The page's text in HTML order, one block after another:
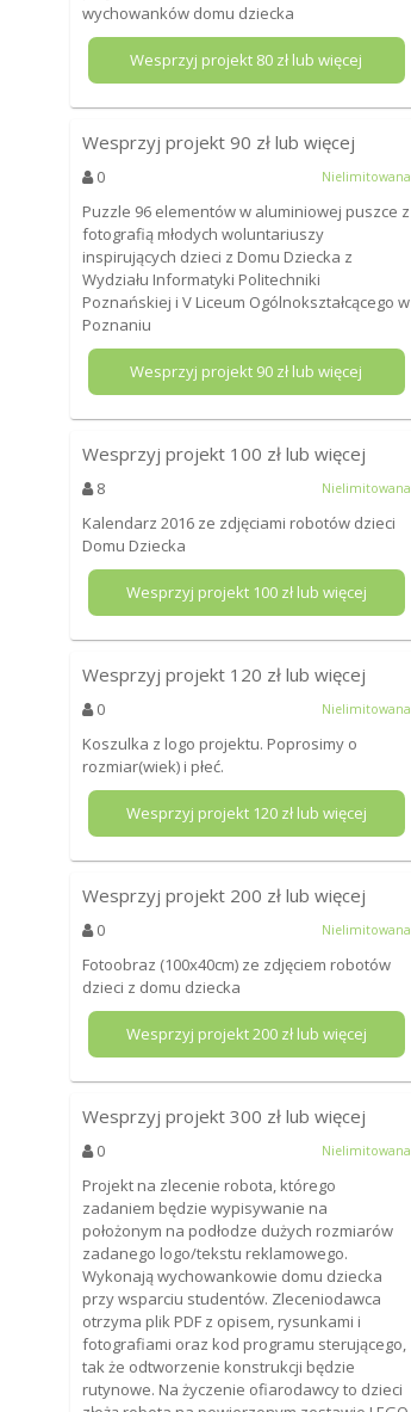
wychowanków domu dziecka
Wesprzyj projekt 80 zł lub więcej
Wesprzyj projekt90 zł lub więcej
0 Nielimitowana
Puzzle 96 elementów w aluminiowej puszce z
fotografią młodych woluntariuszy
inspirujących dzieci z Domu Dziecka z
Wydziału Informatyki Politechniki
Poznańskiej i V Liceum Ogólnokształcącego w
Poznaniu
Wesprzyj projekt 90 zł lub więcej
Wesprzyj projekt 100 zł lub więcej
8 Nielimitowana
Kalendarz 2016 ze zdjęciami robotów dzieci
Domu Dziecka
Wesprzyj projekt 100zł lub więcej
Wesprzyj projekt 120 zł lub więcej
0 Nielimitowana
Koszulka z logo projektu. Poprosimy o
rozmiar(wiek) i płeć.
Wesprzyj projekt 120zł lub więcej
Wesprzyj projekt 200 zł lub więcej
0 Nielimitowana
Fotoobraz (100x40cm) ze zdjęciem robotów
dzieci z domu dziecka
Wesprzyj projekt200zł lub więcej
Wesprzyj projekt300 zł lub więcej
0 Nielimitowana
Projekt na zlecenie robota, którego
zadaniem będzie wypisywanie na
położonym na podłodze dużych rozmiarów
zadanego logo/tekstu reklamowego.
Wykonają wychowankowie domu dziecka
przy wsparciu studentów. Zleceniodawca
otrzyma plik PDF z opisem, rysunkami i
fotografiami oraz kod programu sterującego,
tak że odtworzenie konstrukcji będzie
rutynowe. Na życzenie ofiarodawcy to dzieci